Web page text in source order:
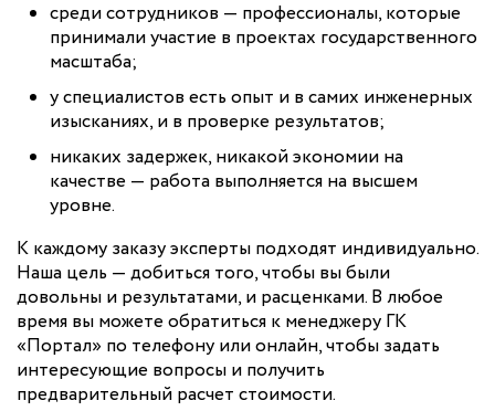
среди сотрудников — профессионалы, которые
принимали участие в проектах государственного
масштаба;
у специалистов есть опыт и в самих инженерных
изысканиях, и в проверке результатов;
никаких задержек, никакой экономии на
качестве — работа выполняется на высшем
уровне.
К каждому заказу эксперты подходят индивидуально.
Наша цель — добиться того, чтобы вы были
довольны и результатами, и расценками. В любое
время вы можете обратиться к менеджеру ГК
«Портал» по телефону или онлайн, чтобы задать
интересующие вопросы и получить
предварительный расчет стоимости.